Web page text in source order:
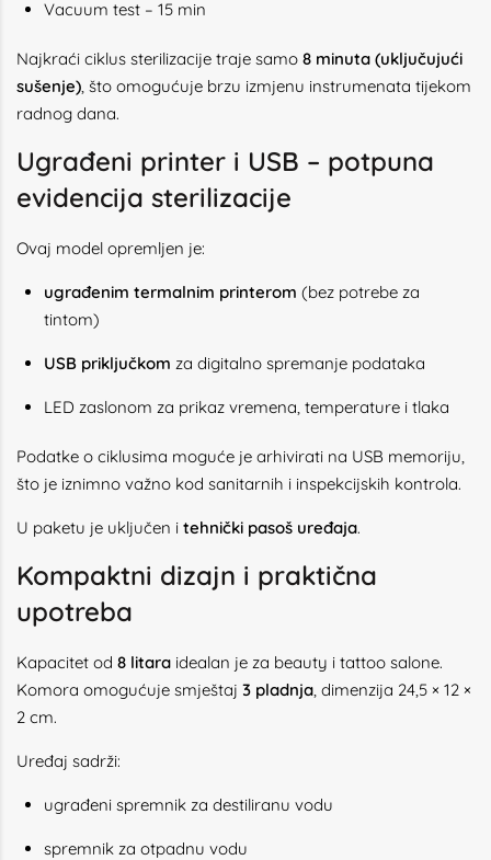
Vacuum test – 15 min
Najkraći ciklus sterilizacije traje samo 8 minuta (uključujući
sušenje), što omogućuje brzu izmjenu instrumenata tijekom
radnog dana.
Ugrađeni printer i USB – potpuna
evidencija sterilizacije
Ovaj model opremljen je:
ugrađenim termalnim printerom (bez potrebe za
tintom)
USB priključkom za digitalno spremanje podataka
LED zaslonom za prikaz vremena, temperature i tlaka
Podatke o ciklusima moguće je arhivirati na USB memoriju,
što je iznimno važno kod sanitarnih i inspekcijskih kontrola.
U paketu je uključen i tehnički pasoš uređaja.
Kompaktni dizajn i praktična
upotreba
Kapacitet od 8 litara idealan je za beauty i tattoo salone.
Komora omogućuje smještaj 3 pladnja, dimenzija 24,5 × 12 ×
2 cm.
Uređaj sadrži:
ugrađeni spremnik za destiliranu vodu
spremnik za otpadnu vodu